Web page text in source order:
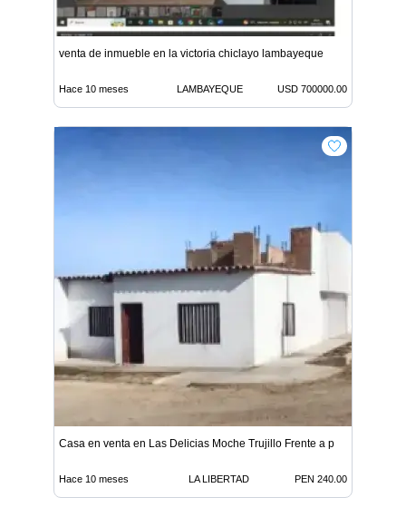
venta de inmueble en la victoria chiclayo lambayeque
Hace 10 meses LAMBAYEQUE USD 700000.00
Casa en venta en Las Delicias Moche Trujillo Frente a p
Hace 10 meses LA LIBERTAD PEN 240.00